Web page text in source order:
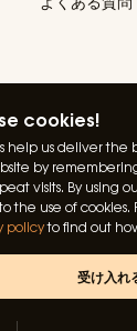
cookies!
help us deliver the
by
visits. By using
the use of cookies.
policyto find out
受け入れ
Terms & Conditions
All rights reserved.
私たち